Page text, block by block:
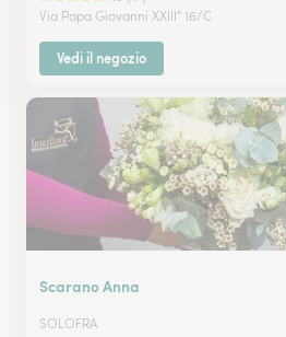
Via Papa Giovanni XXIII° 16/C
Vedi il negozio
Scarano Anna
SOLOFRA